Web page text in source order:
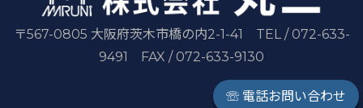
☏ 電話お問い合わせ
〒567-0805 大阪府茨木市橋の内2-1-41 TEL / 072-633-
9491 FAX / 072-633-9130